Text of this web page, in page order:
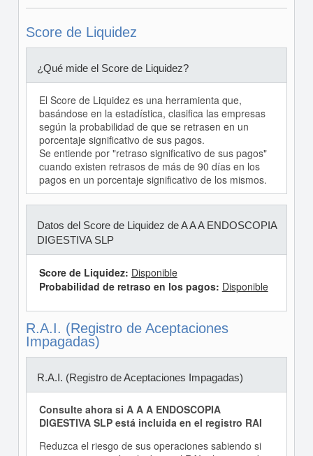
Score de Liquidez
¿Qué mide el Score de Liquidez?
El Score de Liquidez es una herramienta que,
basándose en la estadística, clasifica las empresas
según la probabilidad de que se retrasen en un
porcentaje significativo de sus pagos.
Se entiende por "retraso significativo de sus pagos"
cuando existen retrasos de más de 90 días en los
pagos en un porcentaje significativo de los mismos.
Datos del Score de Liquidez de A A A ENDOSCOPIA
DIGESTIVA SLP
Score de Liquidez: Disponible
Probabilidad de retraso en los pagos: Disponible
R.A.I. (Registro de Aceptaciones
Impagadas)
R.A.I. (Registro de Aceptaciones Impagadas)
Consulte ahora si A A A ENDOSCOPIA
DIGESTIVA SLP está incluida en el registro RAI
Reduzca el riesgo de sus operaciones sabiendo si